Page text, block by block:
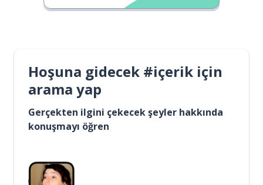
Hoşuna gidecek #içerik için
arama yap
Gerçekten ilgini çekecek şeyler hakkında
konuşmayı öğren